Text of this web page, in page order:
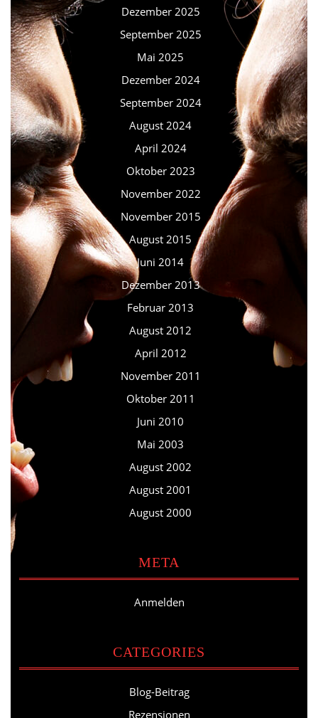
Dezember 2025
September 2025
Mai 2025
Dezember 2024
September 2024
August 2024
April 2024
Oktober 2023
November 2022
November 2015
August 2015
Juni 2014
Dezember 2013
Februar 2013
August 2012
April 2012
November 2011
Oktober 2011
Juni 2010
Mai 2003
August 2002
August 2001
August 2000
META
Anmelden
CATEGORIES
Blog-Beitrag
Rezensionen